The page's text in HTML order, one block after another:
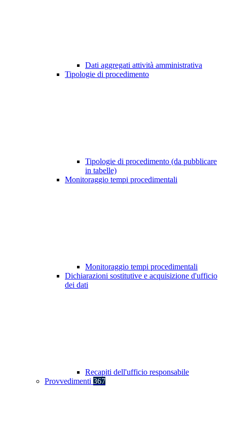
Dati aggregati attività amministrativa
Tipologie di procedimento
Tipologie di procedimento (da pubblicare
in tabelle)
Monitoraggio tempi procedimentali
Monitoraggio tempi procedimentali
Dichiarazioni sostitutive e acquisizione d'ufficio
dei dati
Recapiti dell'ufficio responsabile
Provvedimenti 367